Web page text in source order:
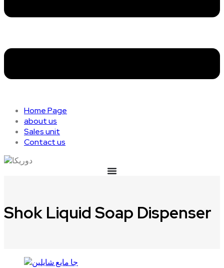
Home Page
about us
Sales unit
Contact us
Shok Liquid Soap Dispenser